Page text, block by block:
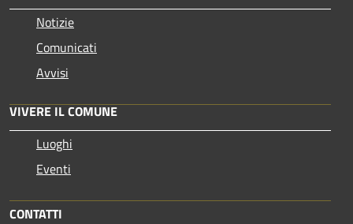
Notizie
Comunicati
Avvisi
VIVERE IL COMUNE
Luoghi
Eventi
CONTATTI